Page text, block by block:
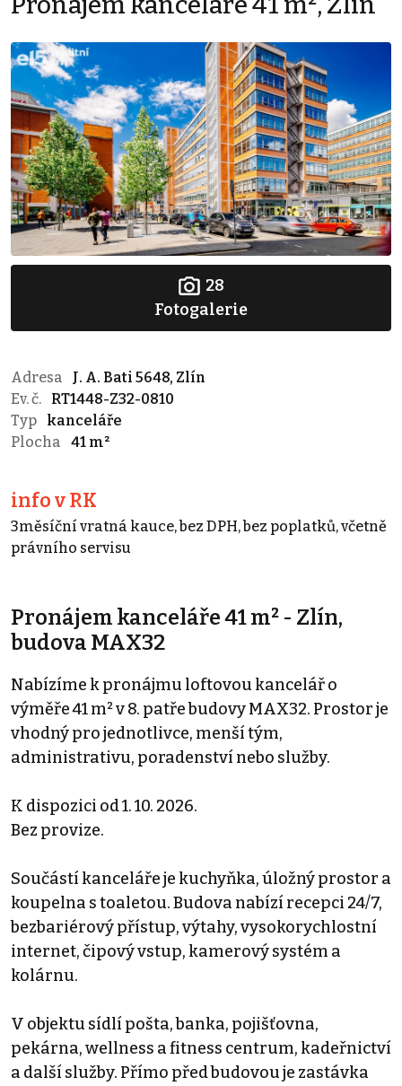
28
Fotogalerie
Adresa
J. A. Bati 5648, Zlín
Ev. č.
RT1448-Z32-0810
Typ
kanceláře
Plocha
41 m²
info v RK
3měsíční vratná kauce, bez DPH, bez poplatků, včetně
právního servisu
Pronájem kanceláře 41 m² - Zlín,
budova MAX32
Nabízíme k pronájmu loftovou kancelář o
výměře 41 m² v 8. patře budovy MAX32. Prostor je
vhodný pro jednotlivce, menší tým,
administrativu, poradenství nebo služby.
K dispozici od 1. 10. 2026.
Bez provize.
Součástí kanceláře je kuchyňka, úložný prostor a
koupelna s toaletou. Budova nabízí recepci 24/7,
bezbariérový přístup, výtahy, vysokorychlostní
internet, čipový vstup, kamerový systém a
kolárnu.
V objektu sídlí pošta, banka, pojišťovna,
pekárna, wellness a fitness centrum, kadeřnictví
a další služby. Přímo před budovou je zastávka